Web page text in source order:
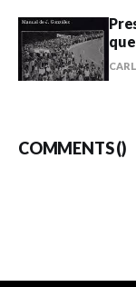
COMMENTS ()